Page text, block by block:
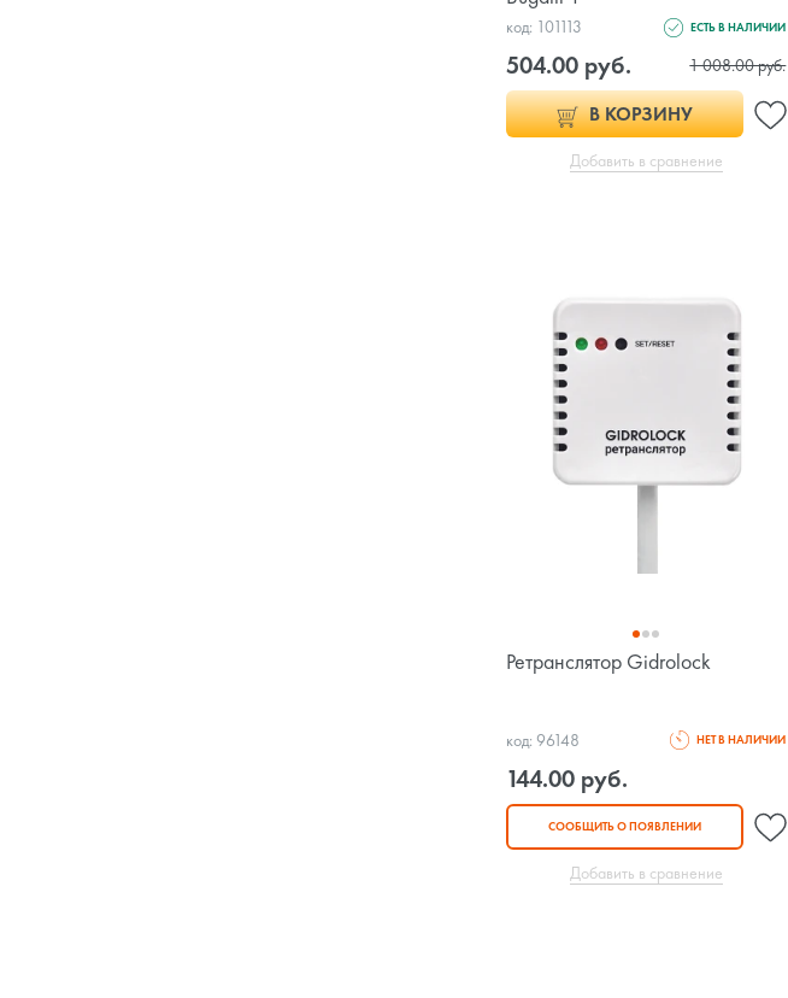
код: 101113 ЕСТЬ В НАЛИЧИИ
504.00 руб. 1 008.00 руб.
В КОРЗИНУ
Добавить в сравнение
Ретранслятор Gidrolock
код: 96148 НЕТ В НАЛИЧИИ
144.00 руб.
СООБЩИТЬ О ПОЯВЛЕНИИ
Добавить в сравнение